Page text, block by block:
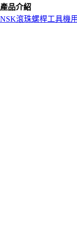
產品介紹
NSK滾珠螺桿工具機